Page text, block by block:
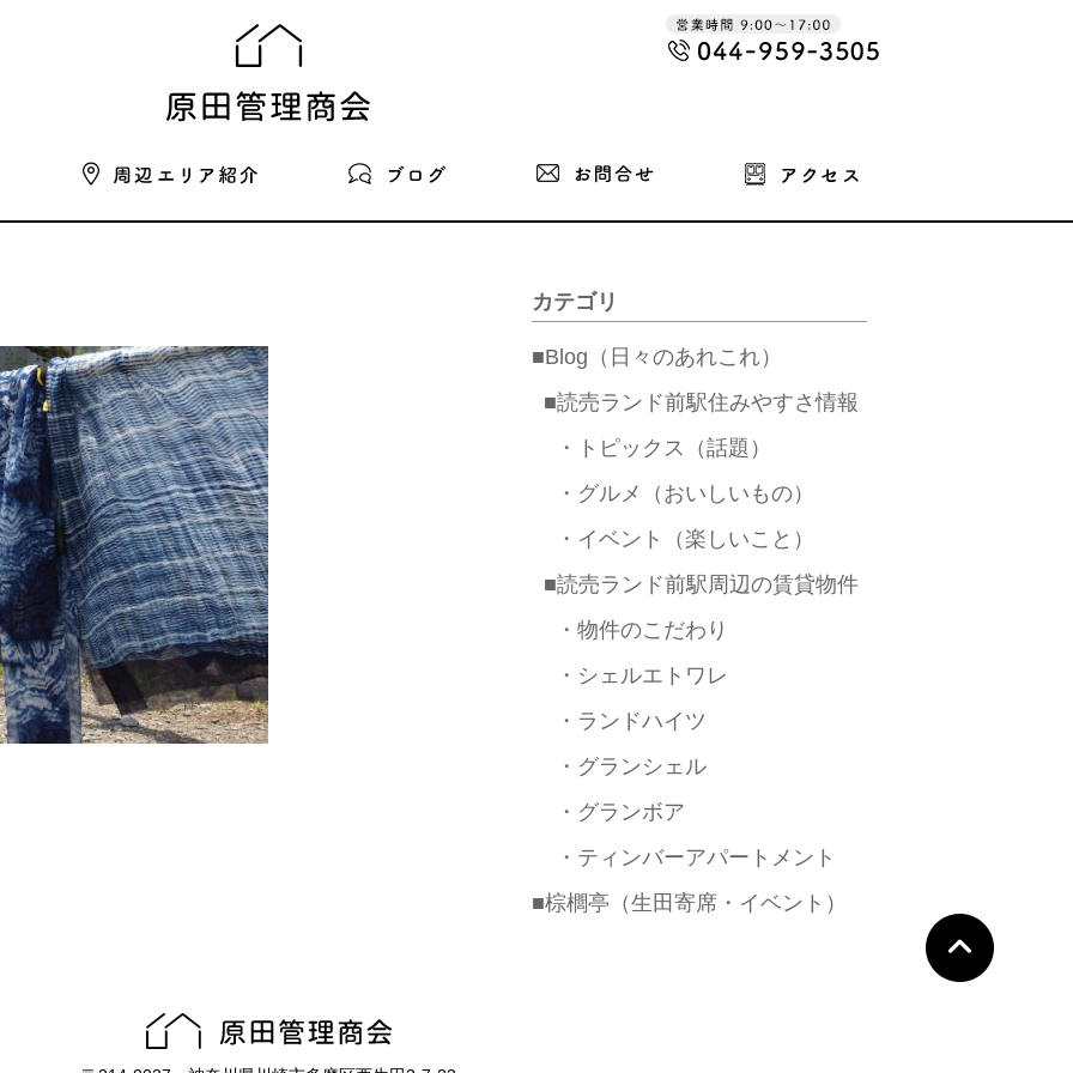
カテゴリ
■Blog（日々のあれこれ）
■読売ランド前駅住みやすさ情報
・トピックス（話題）
・グルメ（おいしいもの）
・イベント（楽しいこと）
■読売ランド前駅周辺の賃貸物件
・物件のこだわり
・シェルエトワレ
・ランドハイツ
・グランシェル
・グランボア
・ティンバーアパートメント
■棕櫚亭（生田寄席・イベント）